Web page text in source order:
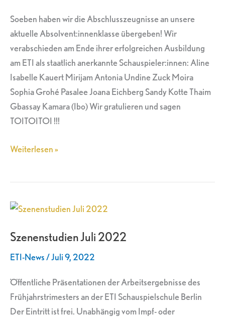
Soeben haben wir die Abschlusszeugnisse an unsere
aktuelle Absolvent:innenklasse übergeben! Wir
verabschieden am Ende ihrer erfolgreichen Ausbildung
am ETI als staatlich anerkannte Schauspieler:innen: Aline
Isabelle Kauert Mirijam Antonia Undine Zuck Moira
Sophia Grohé Pasalee Joana Eichberg Sandy Kotte Thaim
Gbassay Kamara (Ibo) Wir gratulieren und sagen
TOITOITOI !!!
Weiterlesen »
Szenenstudien Juli 2022
ETI-News/Juli 9, 2022
Öffentliche Präsentationen der Arbeitsergebnisse des
Frühjahrstrimesters an der ETI Schauspielschule Berlin
Der Eintritt ist frei. Unabhängig vom Impf- oder
Szenenstudien
2022